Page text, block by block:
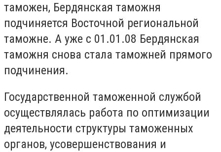
таможен, Бердянская таможня
подчиняется Восточной региональной
таможне. А уже с 01.01.08 Бердянская
таможня снова стала таможней прямого
подчинения.
Государственной таможенной службой
осуществлялась работа по оптимизации
деятельности структуры таможенных
органов, усовершенствования и